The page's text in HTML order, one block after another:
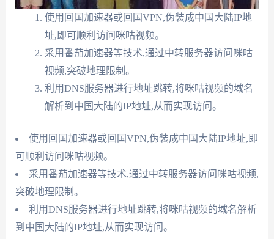
使用回国加速器或回国VPN,伪装成中国大陆IP地
址,即可顺利访问咪咕视频。
采用番茄加速器等技术,通过中转服务器访问咪咕
视频,突破地理限制。
利用DNS服务器进行地址跳转,将咪咕视频的域名
解析到中国大陆的IP地址,从而实现访问。
使用回国加速器或回国VPN,伪装成中国大陆IP地址,即
可顺利访问咪咕视频。
采用番茄加速器等技术,通过中转服务器访问咪咕视频,
突破地理限制。
利用DNS服务器进行地址跳转,将咪咕视频的域名解析
到中国大陆的IP地址,从而实现访问。